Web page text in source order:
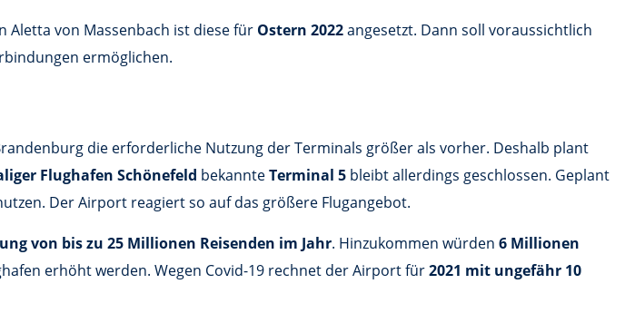
Aletta von Massenbach ist diese für Ostern 2022angesetzt. Dann soll voraussichtlich
ermöglichen.
die erforderliche Nutzung der Terminals größer als vorher. Deshalb plant
Flughafen Schönefeld bekannteTerminal 5 bleibt allerdings geschlossen. Geplant
Der Airport reagiert so auf das größere Flugangebot.
von bis zu 25 Millionen Reisenden im Jahr. Hinzukommen würden 6 Millionen
erhöht werden. Wegen Covid-19 rechnet der Airport für2021 mit ungefähr 10